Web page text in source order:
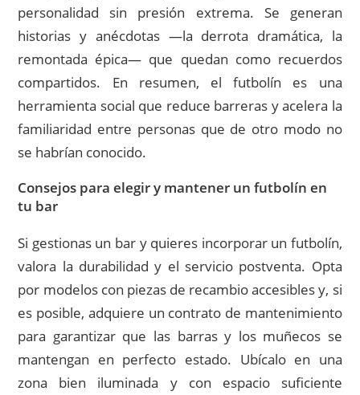
personalidad sin presión extrema. Se generan
historias y anécdotas —la derrota dramática, la
remontada épica— que quedan como recuerdos
compartidos. En resumen, el futbolín es una
herramienta social que reduce barreras y acelera la
familiaridad entre personas que de otro modo no
se habrían conocido.
Consejos para elegir y mantener un futbolín en
tu bar
Si gestionas un bar y quieres incorporar un futbolín,
valora la durabilidad y el servicio postventa. Opta
por modelos con piezas de recambio accesibles y, si
es posible, adquiere un contrato de mantenimiento
para garantizar que las barras y los muñecos se
mantengan en perfecto estado. Ubícalo en una
zona bien iluminada y con espacio suficiente